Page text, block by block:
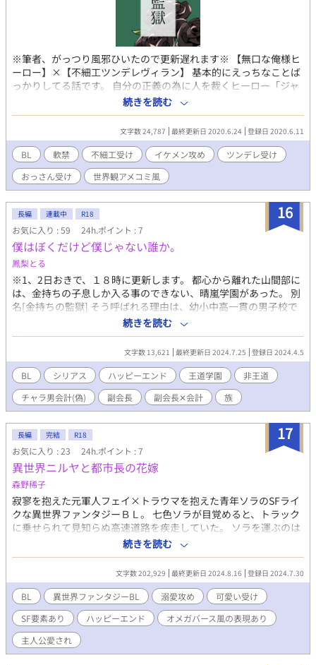
※筆者、がっつり風邪ひいたので更新遅れます※ 【無口な俺様ヒ
ーロー】×【不細工ツンデレヴィラン】 基本的にえっちなことば
っかりしてる話です。 自分の正義の為に人を裁くヒーロー「ジャ
ッジメント」と、自分の正義の為に人を殺す「ブラックバカラ」
相対する二人の正義は妄執を産んで、いびつな愛の形になる。
……と、言う建前でラブラブえっちするハッピー軟禁ストーリー
です。 １話につき１えっちします。（ ）内はその章のえっちメ
ニューです。 シリアスシーンはあるものの、基本的には和姦。何
だかんだ言って仲良しなヒーローとヴィランをお楽しみくださ
い。 R18シーンにはタイトルに※が付きます。 ～本文更新以外の
お知らせ～ 2020.6.23 キャラクター紹介に『アドルフ・アップ
ルヤード』を追加しました！
続きを読む
文字数 24,787 最終更新日 2020.6.24 登録日 2020.6.11
BL 軟禁 不細工受け イケメン攻め
ツンデレ受け
おっさん受け
世界観アメコミ風
16
長編 連載中 R18
お気に入り : 59 24h.ポイント : 7
僕はぼくだけど僕じゃない誰か。
鳳梨とる
※1、2日おきで、１８時に更新します。 都心から離れた山間部に
は、金持ちの子息しか入る事のできない、晴嵐学園があった。 別
名[金持ちの監獄] そう呼ばれる理由は、幼小中高一貫の男子校で
あり、ゲイやバイの割合が全体の9割だという事。そんな環境で中
学生から寮生活を強いられ、長期休みの間しか家に帰れない事。
そして、特に高校生にもなるとあらゆるところで発情しまくる
事。 そんなヤバい学園に、とある理由で主人公の小鳥遊秋人が転
入することになる。 秋人が手にするのは、幸せか、絶望か。 これ
は、不器用で未熟な僕らの話。
続きを読む
文字数 13,621 最終更新日 2024.7.25 登録日 2024.4.5
BL シリアス ハッピーエンド 王道学園
非王道
チャラ男会計(偽)
副会長 副会長✕会計 族
17
長編 完結 R18
お気に入り : 23 24h.ポイント : 7
異世界ニルヤと都市長の花嫁
森野稀子
寂寥を抱えた元軍人フェイ×トラウマを抱えた青年ソラのSFライ
クな異世界ファンタジーＢＬ。 七色ソラが目覚めると、トラック
に乗せられて見知らぬ高速道路を疾走していた。 ソラを運ぶのは
黒髪に眼帯のフェイと、金髪で陽気なアッシュという元軍人の二
人組。ソラは監獄要塞という刑務所に収監されていたところ、階
層都市ヨウトゥアの都市長ジャヒバルの指示で連れ出されたのだ
という。走行中に謎のトラックに襲撃されたが、ソラがとっさに
逃げたいと念じると、フェイ、アッシュとともにトラックごと経
済特区へと空間移転を果たし、ソラは二人からシュニャと呼ばれ
るようになる。 その後ソラはフェイとの会話で、ニルヤと呼ばれ
る異世界に移転したらしいこと、シュニャは時空を超越して様々
な世界に顔を出すニルヤの神であり、ソラはその神の分身だと思
続きを読む
文字数 202,929 最終更新日 2024.8.16 登録日 2024.7.30
BL 異世界ファンタジーBL 溺愛攻め
可愛い受け
SF要素あり
ハッピーエンド
オメガバース風の表現あり
主人公愛され